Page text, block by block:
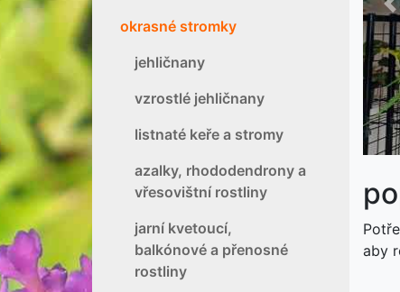
okrasné stromky
jehličnany
vzrostlé jehličnany
listnaté keře a stromy
azalky, rhododendrony a
vřesovištní rostliny
jarní kvetoucí,
balkónové a přenosné
rostliny
aby